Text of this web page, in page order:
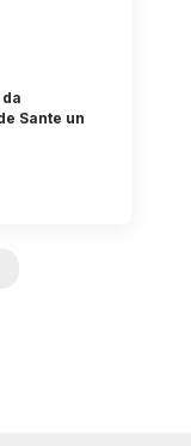
Sante un